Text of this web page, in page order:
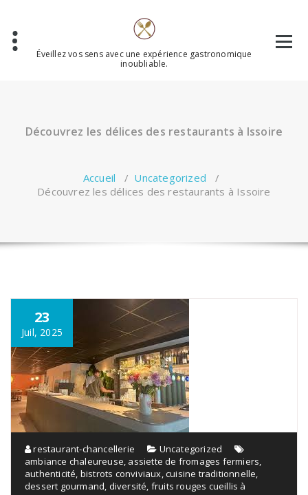
contenu
Éveillez vos sens avec une expérience gastronomique
inoubliable.
Découvrez les délices des restaurants à Issoire
Accueil / Uncategorized /
Découvrez les délices des restaurants à Issoire
23
Juil, 2025
restaurant-chancellerie
Uncategorized
ambiance chaleureuse, assiette de fromages fermiers,
authenticité, bistrots conviviaux,cuisine traditionnelle,
dessert gourmand, diversité, fruits rouges cueillis à